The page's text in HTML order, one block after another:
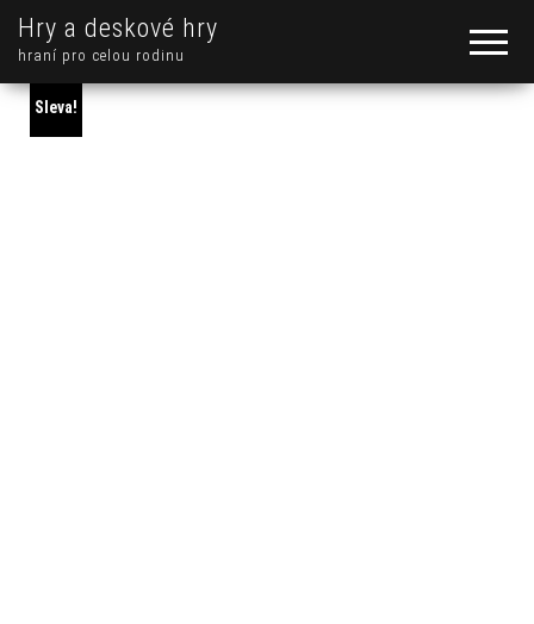
Hry a deskové hry
hraní pro celou rodinu
Sleva!